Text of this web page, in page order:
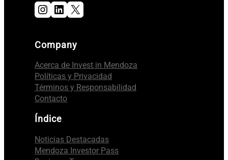
Instagram LinkedIn X
Company
Acerca de Invest in Mendoza
Políticas y Privacidad
Términos y Responsabilidad
Contacto
Índice
Noticias Destacadas
Mendoza Investor Pass